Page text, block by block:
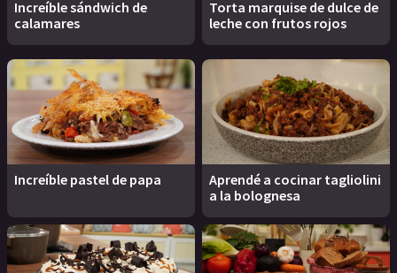
Increíble sándwich de
calamares
Torta marquise de dulce de
leche con frutos rojos
Increíble pastel de papa
Aprendé a cocinar tagliolini
a la bolognesa